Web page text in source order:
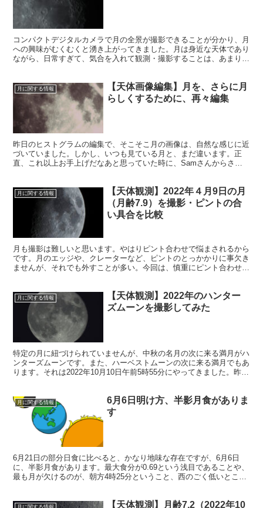
コンパクトデジタルカメラで月の全景が撮影できることが分かり、月
への興味がむくむくと湧き上がってきました。月は身近な天体であり
ながら、日常すぎて、気合を入れて観測・撮影することは、あまりあ
月に関する情報
【天体画像編集】月を、さらに月
らしくするために、再々編集
昨日のヒストグラムの編集で、そこそこ月の画像は、自然な感じに近
づいていました。しかし、いつも見ている月と、まだ違います。正
直、これ以上お手上げだなあと思っていた時に、Samさんからさら
月に関する情報
【天体観測】2022年４月9日の月
（月齢7.9）を撮影・ピントの合
い具合を比較
月も撮影は難しいと思います。やはりピント合わせで悩まされるから
です。月のエッジや、クレーターなど、ピントのとっかかりに事欠き
ませんが、それでも外すことが多い。今回は、慎重にピント合わせを
月に関する情報
【天体観測】2022年のハンター
ズムーンを撮影してみた
特定の月に紐づけられていませんが、中秋の名月の次に来る満月がハ
ンターズムーンです。また、ハーベストムーンの次に来る満月でもあ
ります。それは2022年10月10日午前5時55分にやってきました。昨夜
月に関する情報
6月6日明け方、半影月食がありま
す
6月21日の部分日食に比べると、かなり地味な存在ですが、6月6日
に、半影月食があります。最大食分が0.69という浅目であることや、
最も月が欠けるのが、朝方4時25分ということ、西のごく低いところ
月に関する情報
【天体観測】月齢7.2（2022年10